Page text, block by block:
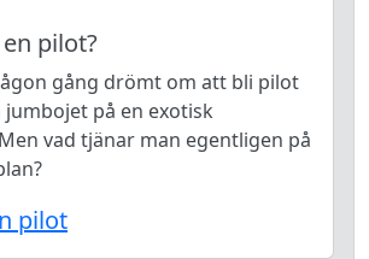
pilot?
gång drömt om att bli pilot
jumbojet på en exotisk
vad tjänar man egentligen på
pilot